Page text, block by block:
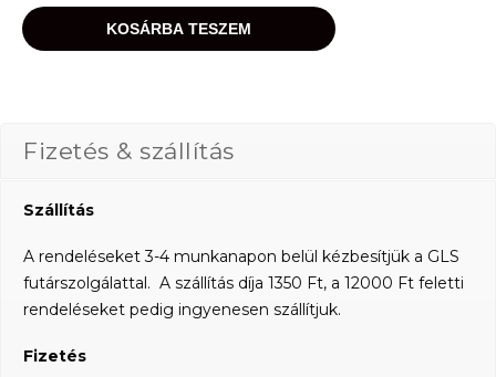
KOSÁRBA TESZEM
Fizetés & szállítás
Szállítás
A rendeléseket 3-4 munkanapon belül kézbesítjük a GLS
futárszolgálattal. A szállítás díja 1350 Ft, a 12000 Ft feletti
rendeléseket pedig ingyenesen szállítjuk.
Fizetés